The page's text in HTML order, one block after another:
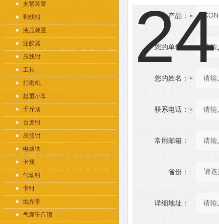
夹紧装置
剥线钳
液压装置
注胶器
压线钳
工具
打磨机
起重小车
千斤顶
台虎钳
压接钳
电烙铁
卡规
气动钳
卡钳
抛光带
气囊千斤顶
产品：
您的单位：
您的姓名：
联系电话：
常用邮箱：
省份：
详细地址：